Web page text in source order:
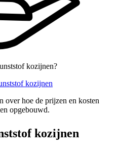
kozijnen?
kozijnen
over hoe de prijzen en kosten
opgebouwd.
kozijnen